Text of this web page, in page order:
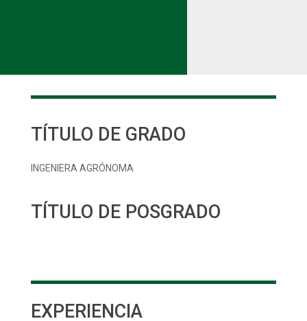
TÍTULO DE GRADO
INGENIERA AGRÓNOMA
TÍTULO DE POSGRADO
EXPERIENCIA